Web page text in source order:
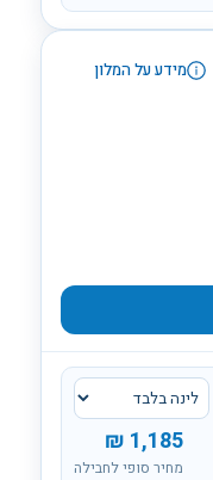
מידע על המלון
1,185
₪
מחיר סופי לחבילה